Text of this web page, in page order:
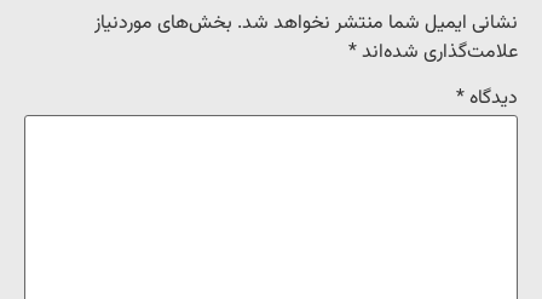
نشانی ایمیل شما منتشر نخواهد شد. بخش‌های موردنیاز
علامت‌گذاری شده‌اند*
دیدگاه*